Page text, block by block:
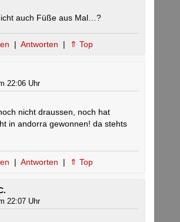
auch Füße aus Mal…?
| Antworten | ⇑ Top
22:06 Uhr
nicht draussen, noch hat
in andorra gewonnen! da stehts
| Antworten | ⇑ Top
22:07 Uhr